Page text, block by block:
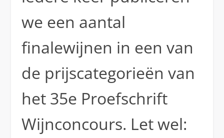
we een aantal
finalewijnen in een van
de prijscategorieën van
het 35e Proefschrift
Wijnconcours. Let wel: